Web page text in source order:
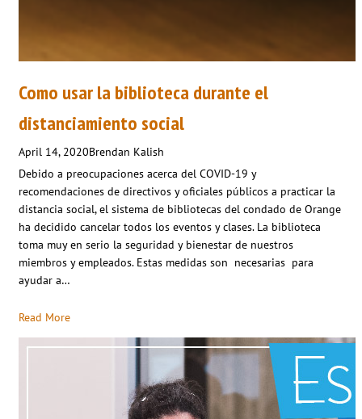
Como usar la biblioteca durante el
distanciamiento social
April 14, 2020Brendan Kalish
Debido a preocupaciones acerca del COVID-19 y
recomendaciones de directivos y oficiales públicos a practicar la
distancia social, el sistema de bibliotecas del condado de Orange
ha decidido cancelar todos los eventos y clases. La biblioteca
toma muy en serio la seguridad y bienestar de nuestros
miembros y empleados. Estas medidas son necesarias para
ayudar a…
Read More